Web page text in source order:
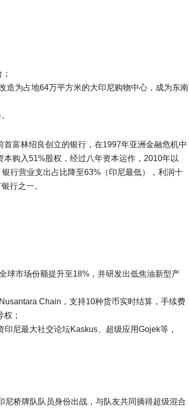
造为占地64万平方米的大印尼购物中心，成为东南
首富林绍良创立的银行，在1997年亚洲金融危机中
购入51%股权，经过八年资本运作，2010年以
行营业支出占比降至63%（印尼最低），利润十
行之一。
球市场份额提升至18%，并研发出低焦油新型产
Chain，支持10种货币实时结算，手续费
；
尼最大社交论坛Kaskus、超级应用Gojek等，
桥牌队队员身份出战，与队友共同摘得超级混合